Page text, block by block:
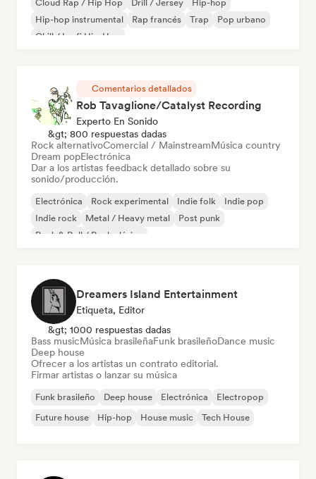
Cloud Rap / Hip Hop Drill / Jersey
Hip-hop
Hip-hop instrumental
Rap francés Trap
Pop urbano
Chill / Lo-fi Hip-Hop
Comentarios detallados
Rob Tavaglione/Catalyst Recording
Experto En Sonido
&gt; 800 respuestas dadas
Rock alternativoComercial / MainstreamMúsica country
Dream popElectrónica
Dar a los artistas feedback detallado sobre su
sonido/producción.
Electrónica Rock experimental Indie folk
Indie pop
Indie rock
Metal / Heavy metal
Post punk
Rock & Roll / Rock clásico
Dreamers Island Entertainment
Etiqueta, Editor
&gt; 1000 respuestas dadas
Bass musicMúsica brasileñaFunk brasileñoDance music
Deep house
Ofrecer a los artistas un contrato editorial.
Firmar artistas o lanzar su música
Funk brasileño Deep house Electrónica
Electropop
Future house
Hip-hop House music Tech House